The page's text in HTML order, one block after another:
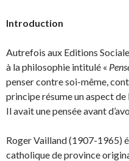
Introduction
Autrefois aux Editions
à la philosophie intitulé «
penser contre soi-même,
principe résume un aspect
Il avait une pensée avant
Roger Vailland (1907-1965)
catholique de province